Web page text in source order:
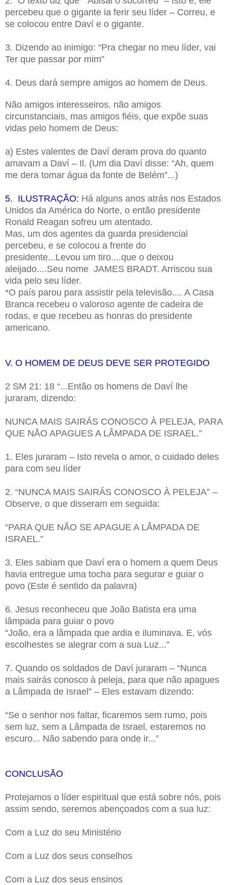
percebeu que o gigante ia ferir seu líder – Correu, e
se colocou entre Daví e o gigante.
3. Dizendo ao inimigo: “Pra chegar no meu líder, vai
Ter que passar por mim”
4. Deus dará sempre amigos ao homem de Deus.
Não amigos interesseiros, não amigos
circunstanciais, mas amigos fiéis, que expõe suas
vidas pelo homem de Deus:
a) Estes valentes de Daví deram prova do quanto
amavam a Daví – Il. (Um dia Daví disse: “Ah, quem
me dera tomar água da fonte de Belém”...)
5. ILUSTRAÇÃO: Há alguns anos atrás nos Estados
Unidos da América do Norte, o então presidente
Ronald Reagan sofreu um atentado.
Mas, um dos agentes da guarda presidencial
percebeu, e se colocou a frente do
presidente...Levou um tiro....que o deixou
aleijado....Seu nome JAMES BRADT. Arriscou sua
vida pelo seu líder.
*O país parou para assistir pela televisão.... A Casa
Branca recebeu o valoroso agente de cadeira de
rodas, e que recebeu as honras do presidente
americano.
V. O HOMEM DE DEUS DEVE SER PROTEGIDO
2 SM 21: 18 “...Então os homens de Daví lhe
juraram, dizendo:
NUNCA MAIS SAIRÁS CONOSCO À PELEJA, PARA
QUE NÃO APAGUES A LÂMPADA DE ISRAEL.”
1. Eles juraram – Isto revela o amor, o cuidado deles
para com seu líder
2. “NUNCA MAIS SAIRÁS CONOSCO À PELEJA” –
Observe, o que disseram em seguida:
“PARA QUE NÃO SE APAGUE A LÂMPADA DE
ISRAEL.”
3. Eles sabiam que Daví era o homem a quem Deus
havia entregue uma tocha para segurar e guiar o
povo (Este é sentido da palavra)
6. Jesus reconheceu que João Batista era uma
lâmpada para guiar o povo
“João, era a lâmpada que ardia e iluminava. E, vós
escolhestes se alegrar com a sua Luz...”
7. Quando os soldados de Daví juraram – “Nunca
mais sairás conosco à peleja, para que não apagues
a Lâmpada de Israel” – Eles estavam dizendo:
“Se o senhor nos faltar, ficaremos sem rumo, pois
sem luz, sem a Lâmpada de Israel, estaremos no
escuro... Não sabendo para onde ir...”
CONCLUSÃO
Protejamos o líder espiritual que está sobre nós, pois
assim sendo, seremos abençoados com a sua luz:
Com a Luz do seu Ministério
Com a Luz dos seus conselhos
Com a Luz dos seus ensinos